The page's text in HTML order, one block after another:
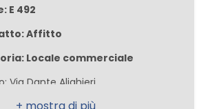
E 492
Affitto
Locale commerciale
Via Dante Alighieri